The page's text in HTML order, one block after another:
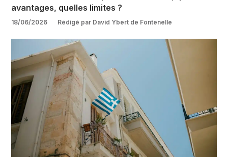
avantages, quelles limites ?
18/06/2026 Rédigé par David Ybert de Fontenelle